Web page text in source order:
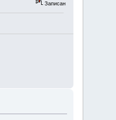
Записан